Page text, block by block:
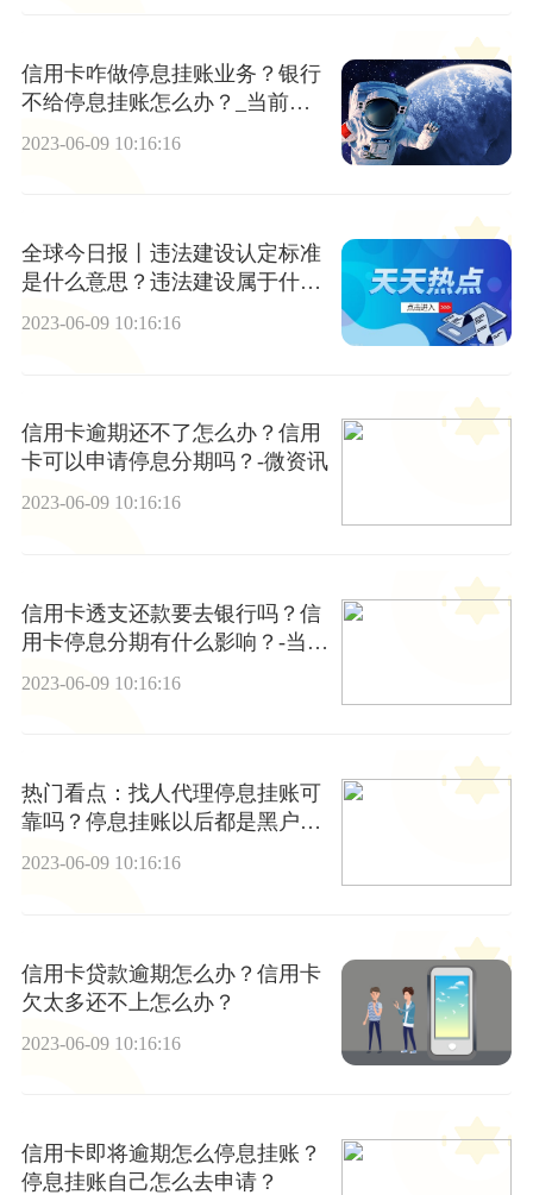
信用卡咋做停息挂账业务？银行
不给停息挂账怎么办？_当前视
2023-06-09 10:16:16
全球今日报丨违法建设认定标准
是什么意思？违法建设属于什么
部门管？
2023-06-09 10:16:16
信用卡逾期还不了怎么办？信用
卡可以申请停息分期吗？-微资讯
2023-06-09 10:16:16
信用卡透支还款要去银行吗？信
用卡停息分期有什么影响？-当前
2023-06-09 10:16:16
热门看点：找人代理停息挂账可
靠吗？停息挂账以后都是黑户
吗？
2023-06-09 10:16:16
信用卡贷款逾期怎么办？信用卡
欠太多还不上怎么办？
2023-06-09 10:16:16
信用卡即将逾期怎么停息挂账？
停息挂账自己怎么去申请？